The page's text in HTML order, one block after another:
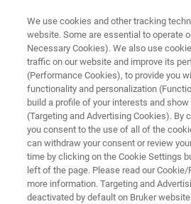
Anwendungen der
Spektroskopie
Durch seine
minimalen
die Fähigkeit, unter realen
We use cookies and other tracking
website. Some are essential to operate
Necessary Cookies). We also use
traffic on our website and improve its
(Performance Cookies), to provide you
functionality and personalization
build a profile of your interests and show
(Targeting and Advertising Cookies). By
you consent to the use of all of the
can withdraw your consent or review
time by clicking on the Cookie Settings
left of the page. Please read our
more information. Targeting and
deactivated by default on Bruker